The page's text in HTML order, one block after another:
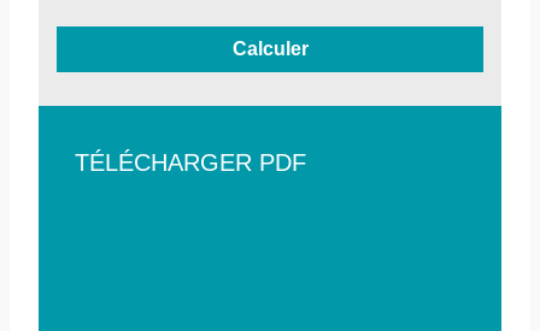
Calculer
TÉLÉCHARGER PDF